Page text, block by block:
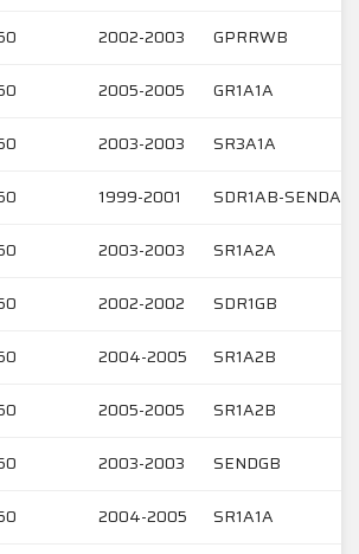
2002-2003 GPRRWB
2005-2005 GR1A1A
2003-2003 SR3A1A
1999-2001 SDR1AB-SENDAR
2003-2003 SR1A2A
2002-2002 SDR1GB
2004-2005 SR1A2B
2005-2005 SR1A2B
2003-2003 SENDGB
2004-2005 SR1A1A